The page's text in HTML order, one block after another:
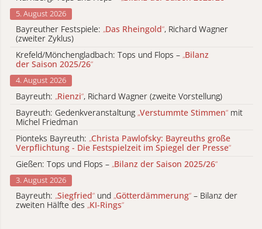
5. August 2026
Bayreuther Festspiele: „Das Rheingold“, Richard Wagner
(zweiter Zyklus)
Krefeld/Mönchengladbach: Tops und Flops – „Bilanz
der Saison 2025/26“
4. August 2026
Bayreuth: „Rienzi“, Richard Wagner (zweite Vorstellung)
Bayreuth: Gedenkveranstaltung „Verstummte Stimmen“ mit
Michel Friedman
Pionteks Bayreuth: „Christa Pawlofsky: Bayreuths große
Verpflichtung - Die Festspielzeit im Spiegel der Presse“
Gießen: Tops und Flops – „Bilanz der Saison 2025/26“
3. August 2026
Bayreuth: „Siegfried“ und „Götterdämmerung“ – Bilanz der
zweiten Hälfte des „KI-Rings“